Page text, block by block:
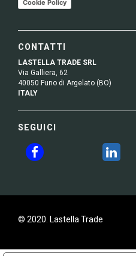
Cookie Policy
CONTATTI
LASTELLA TRADE SRL
Via Galliera, 62
40050 Funo di Argelato (BO)
ITALY
SEGUICI
© 2020. Lastella Trade